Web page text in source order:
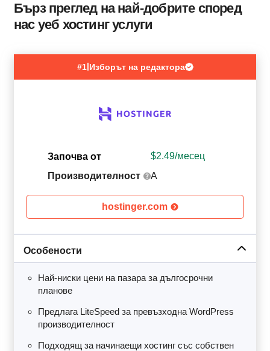
Бърз преглед на най-добрите според
нас уеб хостинг услуги
#1|Изборът на редактора
Започва от $2.49/месец
Производителност
A
hostinger.com
Особености
Най-ниски цени на пазара за дългосрочни
планове
Предлага LiteSpeed за превъзходна WordPress
производителност
Подходящ за начинаещи хостинг със собствен